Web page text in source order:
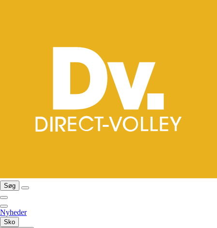
Søg
Nyheder
Sko